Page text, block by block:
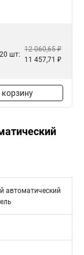
шт:
12 060,65 ₽
11 457,71 ₽
корзину
автоматический